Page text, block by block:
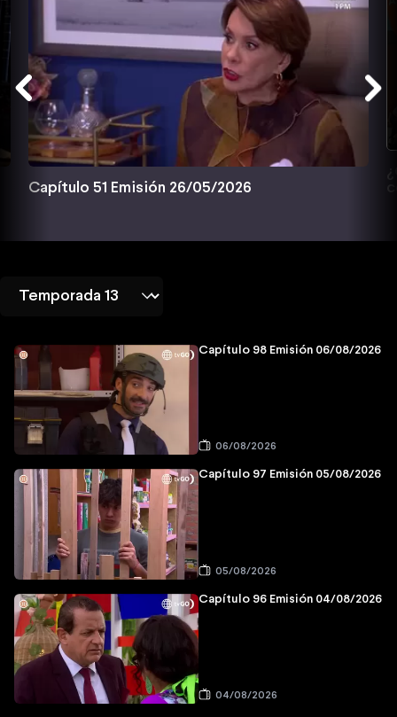
Capítulo 51 Emisión 26/05/2026
Capítulo 98 Emisión 06/08/2026
06/08/2026
Capítulo 97 Emisión 05/08/2026
05/08/2026
Capítulo 96 Emisión 04/08/2026
04/08/2026